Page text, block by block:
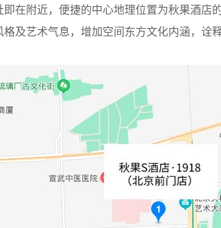
即在附近，便捷的中心地理位置为秋果酒店
及艺术气息，增加空间东方文化内涵，诠